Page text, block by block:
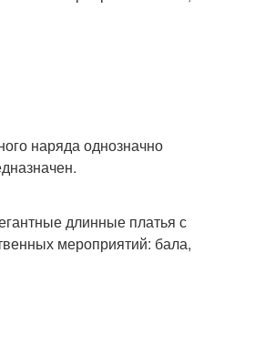
наряда однозначно
длинные платья с
мероприятий: бала,